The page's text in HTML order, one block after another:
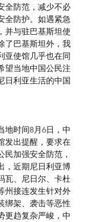
全防范，减少不必
全防护。如遇紧急
并与驻巴基斯坦使
了巴基斯坦外，我
亚使馆几乎也在同
望当地中国公民注
日利亚生活的中国
地时间8月6日，中
发出提醒，要求在
民加强安全防范，
，近期尼日利亚博
瓦、尼日尔、卡杜
州接连发生针对外
绑架、袭击等恶性
更趋复杂严峻，中